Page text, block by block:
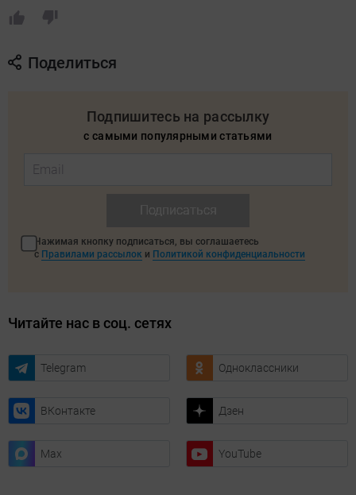
Поделиться
Подпишитесь на рассылку
с самыми популярными статьями
Нажимая кнопку подписаться, вы соглашаетесь
с Правилами рассылок и Политикой конфиденциальности
Читайте нас в соц. сетях
Telegram Одноклассники
ВКонтакте Дзен
Max YouTube